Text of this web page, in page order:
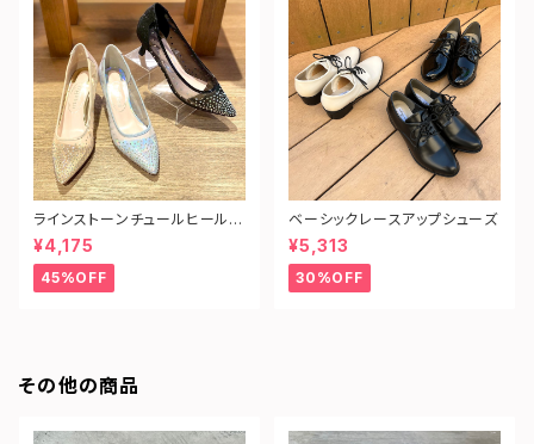
ラインストーンチュールヒールパ
ンプス
¥4,175
45%OFF
ベーシックレースアップシューズ
¥5,313
30%OFF
その他の商品